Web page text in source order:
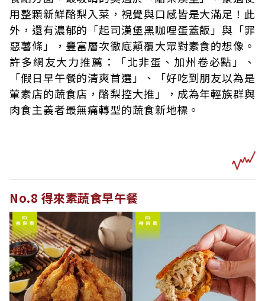
用整顆新鮮酪梨入菜，視覺與口感皆是大滿足！此
外，還有濃郁的「起司漢堡黑咖哩蛋蓋飯」與「罪
惡薯條」，豐富層次徹底顛覆大眾對素食的想像。
許多網友大力推薦：「北非蛋、加州卷必點」、
「假日早午餐的清爽首選」、「好吃到朋友以為是
葷素店的蔬食店，酪梨控大推」，成為年輕族群與
肉食主義者最無痛轉型的蔬食新地標。
No.8 得來素蔬食早午餐